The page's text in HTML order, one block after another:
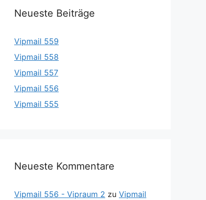
Neueste Beiträge
Vipmail 559
Vipmail 558
Vipmail 557
Vipmail 556
Vipmail 555
Neueste Kommentare
Vipmail 556 - Vipraum 2 zu Vipmail